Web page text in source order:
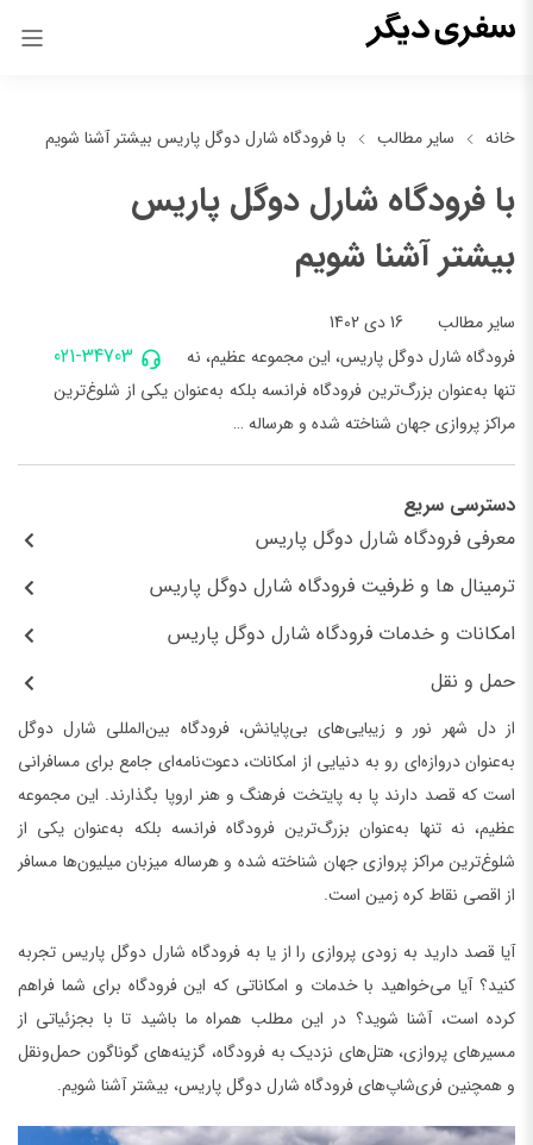
خانه سایر مطالب با فرودگاه ‌شارل دوگل پاریس بیشتر آشنا شویم
با فرودگاه ‌شارل دوگل پاریس
بیشتر آشنا شویم
سایر مطالب 16 دی 1402
021-34703
فرودگاه ‌شارل دوگل پاریس، این مجموعه عظیم، نه
تنها به‌عنوان بزرگ‌ترین فرودگاه فرانسه بلکه به‌عنوان یکی از شلوغ‌ترین
مراکز پروازی جهان شناخته شده و هرساله …
دسترسی سریع
معرفی فرودگاه ‌شارل دوگل پاریس
ترمینال‌ ها و ظرفیت فرودگاه ‌شارل دوگل پاریس
امکانات و خدمات فرودگاه ‌شارل دوگل پاریس
حمل و نقل
از دل شهر نور و زیبایی‌های بی‌پایانش، فرودگاه بین‌المللی شارل دوگل
به‌عنوان دروازه‌ای رو به دنیایی از امکانات، دعوت‌نامه‌ای جامع برای مسافرانی
است که قصد دارند پا به پایتخت فرهنگ و هنر اروپا بگذارند. این مجموعه
عظیم، نه تنها به‌عنوان بزرگ‌ترین فرودگاه فرانسه بلکه به‌عنوان یکی از
شلوغ‌ترین مراکز پروازی جهان شناخته شده و هرساله میزبان میلیون‌ها مسافر
از اقصی نقاط کره زمین است.
آیا قصد دارید به زودی پروازی را از یا به فرودگاه ‌شارل دوگل پاریس تجربه
کنید؟ آیا می‌خواهید با خدمات و امکاناتی که این فرودگاه برای شما فراهم
کرده است، آشنا شوید؟ در این مطلب همراه ما باشید تا با بجزئیاتی از
مسیرهای پروازی، هتل‌های نزدیک به فرودگاه، گزینه‌های گوناگون حمل‌ونقل
و همچنین فری‌شاپ‌های فرودگاه ‌شارل دوگل پاریس، بیشتر آشنا شویم.